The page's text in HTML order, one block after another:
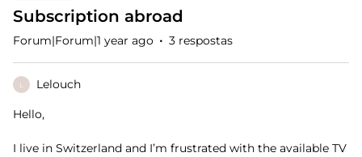
Subscription abroad
Forum|Forum|1 year ago 3 respostas
L Lelouch
Hello,
I live in Switzerland and I’m frustrated with the available TV